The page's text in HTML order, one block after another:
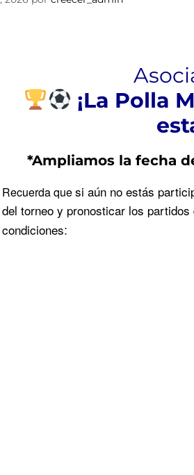
¡La Polla
*Ampliamos la fecha
Recuerda quesi aún no estás
del torneo y pronosticar los
condiciones: